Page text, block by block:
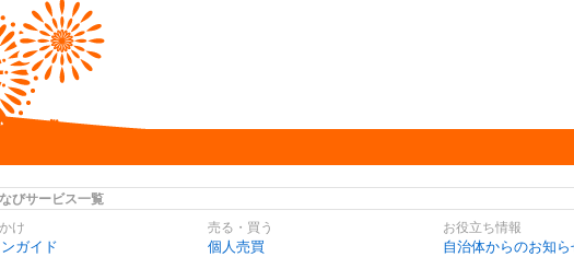
びサービス一覧
け
ガイド
売る・買う
個人売買
お役立ち情報
自治体からのお知ら